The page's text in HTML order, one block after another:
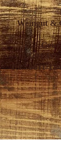
Weingut &
65201
Tel.: 0611/